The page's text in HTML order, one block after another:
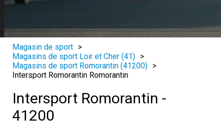
Magasin de sport >
Magasins de sport Loir et Cher (41) >
Magasins de sport Romorantin (41200) >
Intersport Romorantin Romorantin
Intersport Romorantin -
41200